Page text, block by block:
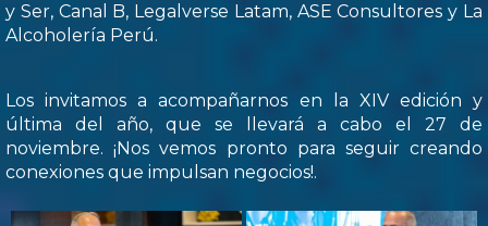
y Ser, Canal B, Legalverse Latam, ASE Consultores y La
Alcoholería Perú.
Los invitamos a acompañarnos en la XIV edición y
última del año, que se llevará a cabo el 27 de
noviembre. ¡Nos vemos pronto para seguir creando
conexiones que impulsan negocios!.